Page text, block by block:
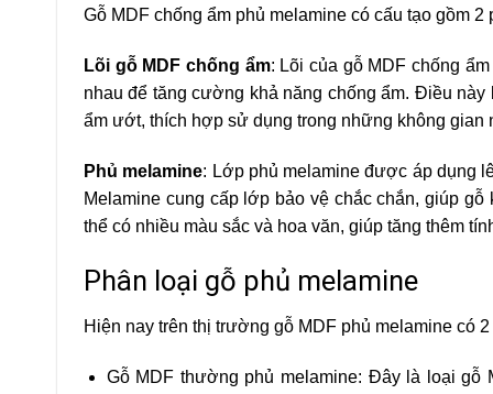
Gỗ MDF chống ẩm phủ melamine có cấu tạo gồm
Lõi gỗ MDF chống ẩm: Lõi của gỗ MDF chống
nhau để tăng cường khả năng chống ẩm. Điều
ẩm ướt, thích hợp sử dụng trong những không gian
Phủ melamine: Lớp phủ melamine được áp dụng
Melamine cung cấp lớp bảo vệ chắc chắn, giúp
thể có nhiều màu sắc và hoa văn, giúp tăng thêm
Phân loại gỗ phủ melamine
Hiện nay trên thị trường gỗ MDF phủ melamine có
Gỗ MDF thường phủ melamine: Đây là loại gỗ